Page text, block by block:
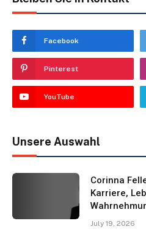
Facebook
Pinterest
YouTube
Unsere Auswahl
Corinna
Karriere,
July 19, 2026